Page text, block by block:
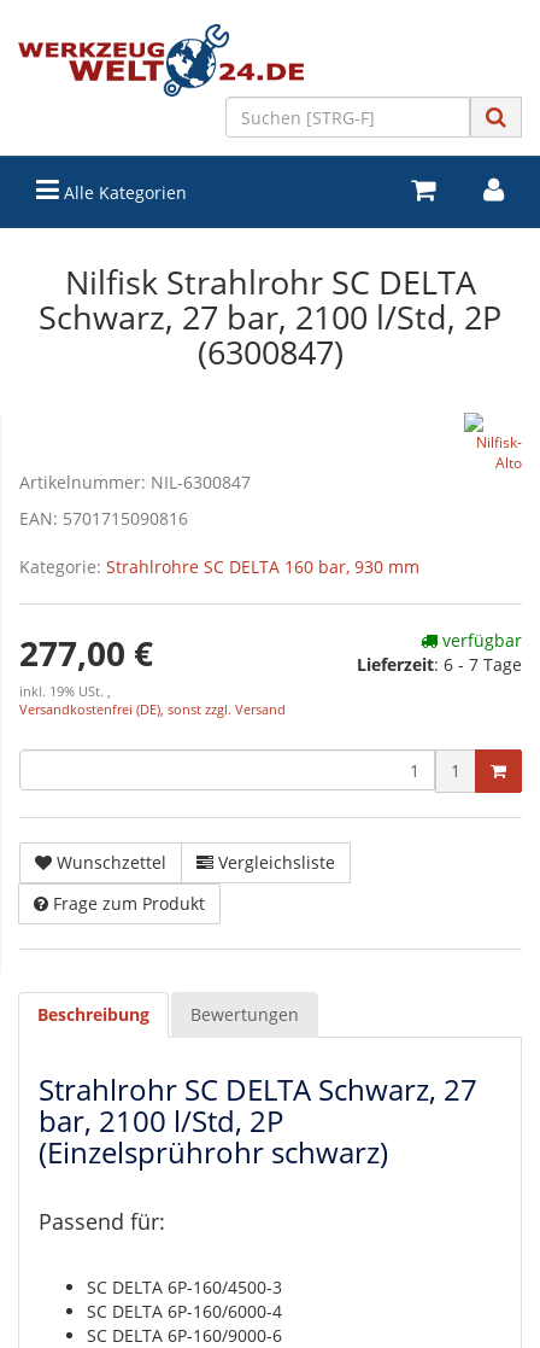
Alle Kategorien
Nilfisk Strahlrohr SC DELTA
Schwarz, 27 bar, 2100 l/Std, 2P
(6300847)
Artikelnummer: NIL-6300847
EAN: 5701715090816
Kategorie: Strahlrohre SC DELTA 160 bar, 930 mm
277,00 €
inkl. 19% USt. ,
Versandkostenfrei (DE), sonst zzgl. Versand
verfügbar
Lieferzeit: 6 - 7 Tage
1
Wunschzettel
Vergleichsliste
Frage zum Produkt
Beschreibung Bewertungen
Strahlrohr SC DELTA Schwarz, 27
bar, 2100 l/Std, 2P
(Einzelsprührohr schwarz)
Passend für:
SC DELTA 6P-160/4500-3
SC DELTA 6P-160/6000-4
SC DELTA 6P-160/9000-6